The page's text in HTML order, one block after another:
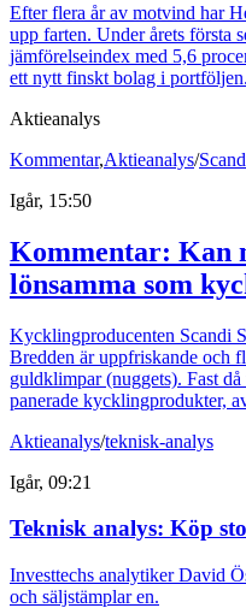
Efter flera år av motvind har
upp farten. Under årets första
jämförelseindex med 5,6
ett nytt finskt bolag i portföljen.
Aktieanalys
Kommentar,Aktieanalys/
Igår, 15:50
Kommentar: Kan
lönsamma som
Kycklingproducenten Scandi
Bredden är uppfriskande och
guldklimpar (nuggets). Fast
panerade kycklingprodukter,
Aktieanalys/teknisk-analys
Igår, 09:21
Teknisk analys: Köp
Investtechs analytiker David
och säljstämplar en.